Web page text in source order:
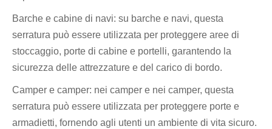
Barche e cabine di navi: su barche e navi, questa
serratura può essere utilizzata per proteggere aree di
stoccaggio, porte di cabine e portelli, garantendo la
sicurezza delle attrezzature e del carico di bordo.
Camper e camper: nei camper e nei camper, questa
serratura può essere utilizzata per proteggere porte e
armadietti, fornendo agli utenti un ambiente di vita sicuro.